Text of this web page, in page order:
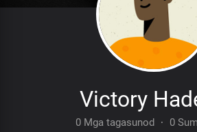
Victory
0 Mga tagasunod · 0